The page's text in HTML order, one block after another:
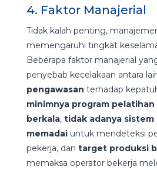
4. Faktor Manajerial
Tidak kalah penting,
memengaruhi tingkat
Beberapa faktor manajerial
penyebab kecelakaan antara
pengawasan terhadap
minimnya program
berkala, tidak adanya
memadaiuntuk mendeteksi
pekerja, dan target produksi
memaksa operator bekerja